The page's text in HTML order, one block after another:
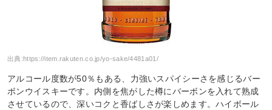
出典: https://item.rakuten.co.jp/yo-sake/4481a01/
アルコール度数が50％もある、力強いスパイシーさを感じるバー
ボンウイスキーです。内側を焦がした樽にバーボンを入れて熟成
させているので、深いコクと香ばしさが楽しめます。ハイボール